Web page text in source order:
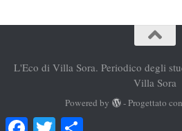
L'Eco di Villa Sora. Periodico degli
Villa Sora
Powered by - Progettato
FacebookTwitter